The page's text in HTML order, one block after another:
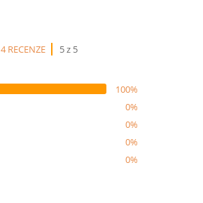
4 RECENZE 5 z 5
100%
0%
0%
0%
0%